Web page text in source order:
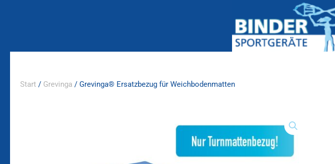
Start / Grevinga / Grevinga® Ersatzbezug für Weichbodenmatten